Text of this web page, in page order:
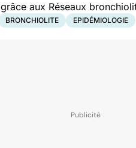
grâce aux Réseaux
BRONCHIOLITE EPIDÉMIOLOGIE